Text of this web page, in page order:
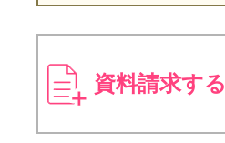
資料請求する